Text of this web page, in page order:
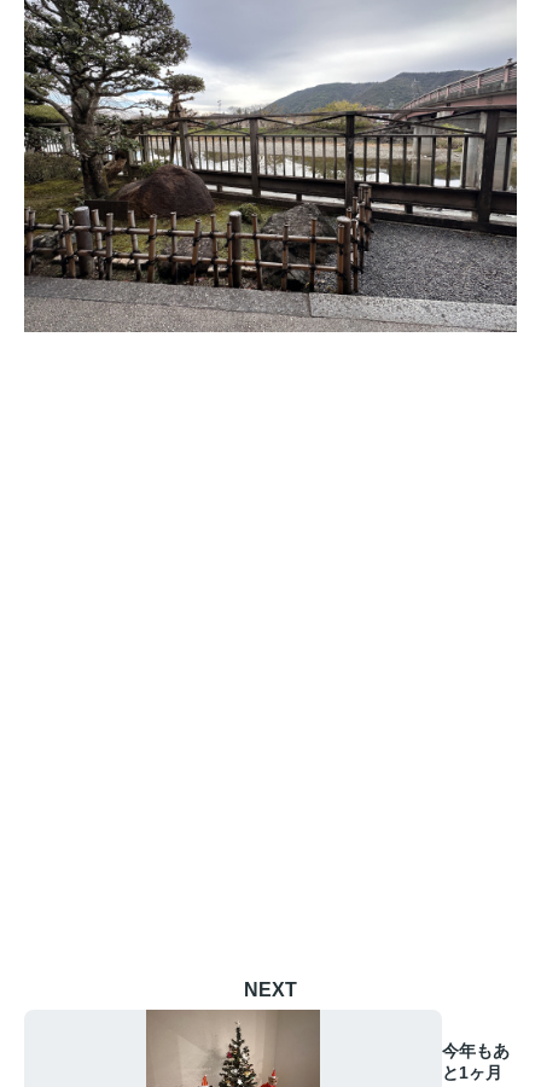
NEXT
今年もあ
と1ヶ月